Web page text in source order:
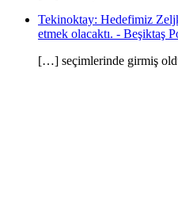
Tekinoktay: Hedefimiz
etmek olacaktı. - Beşiktaş
[…] seçimlerinde girmiş